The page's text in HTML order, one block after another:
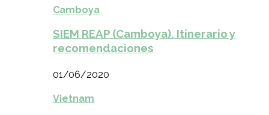
Camboya
SIEM REAP (Camboya). Itinerario y
recomendaciones
01/06/2020
Vietnam